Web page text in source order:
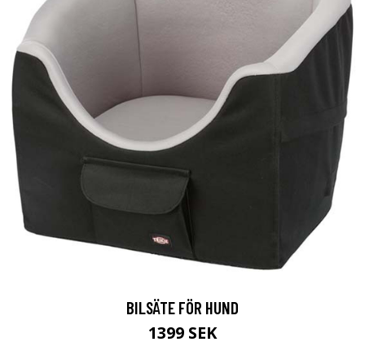
BILSÄTE FÖR HUND
1399 SEK